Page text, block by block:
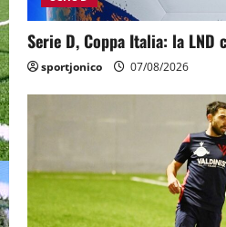
Serie D, Coppa Italia: la LND
sportjonico 07/08/2026